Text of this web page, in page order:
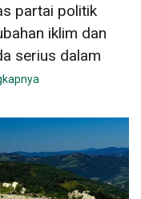
partai politik
iklim dan
serius dalam